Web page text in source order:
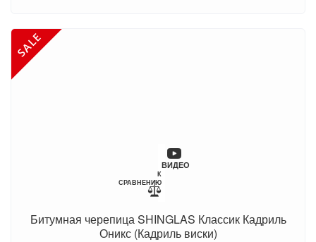
ВИДЕО
К
СРАВНЕНИЮ
Битумная черепица SHINGLAS Классик Кадриль
Оникс (Кадриль виски)